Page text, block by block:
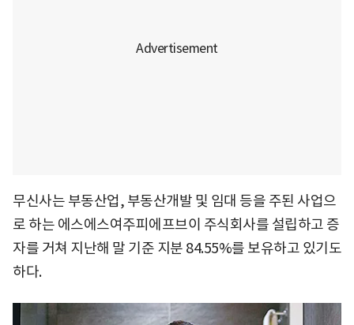
무신사는 부동산업, 부동산개발 및 임대 등을 주된 사업으
로 하는 에스에스여주피에프브이 주식회사를 설립하고 증
자를 거쳐 지난해 말 기준 지분 84.55%를 보유하고 있기도
하다.